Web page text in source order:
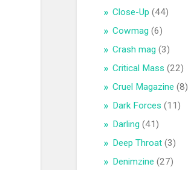
Close-Up (44)
Cowmag (6)
Crash mag (3)
Critical Mass (22)
Cruel Magazine (8)
Dark Forces (11)
Darling (41)
Deep Throat (3)
Denimzine (27)